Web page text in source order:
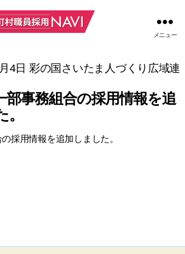
メニュー
4日 彩の国さいたま人づくり広域連
部事務組合の採用情報を追
採用情報を追加しました。